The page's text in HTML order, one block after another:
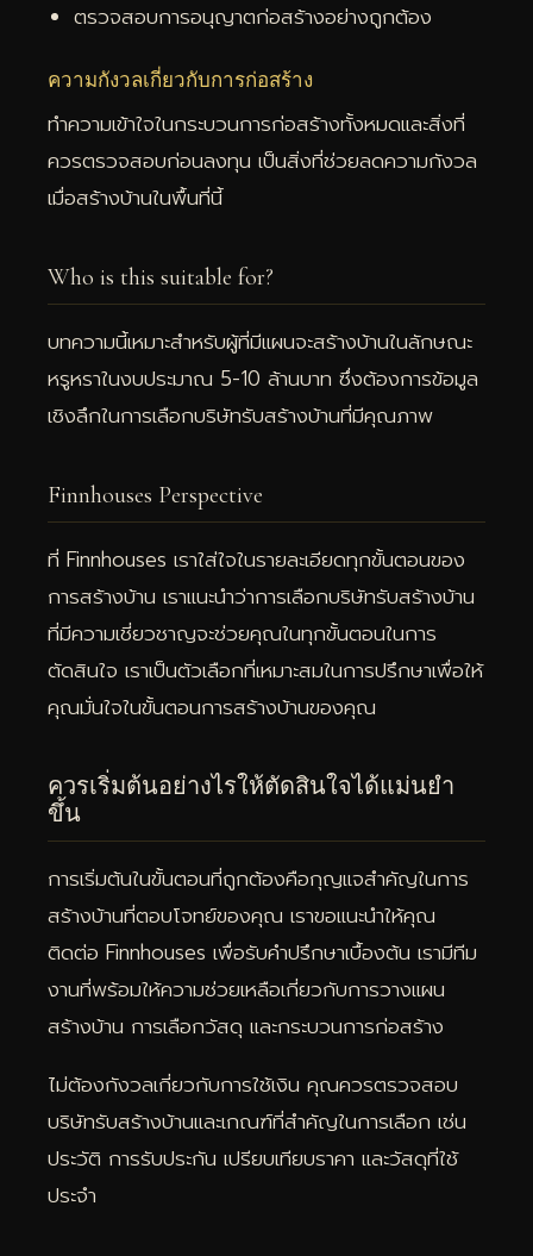
ตรวจสอบการอนุญาตก่อสร้างอย่างถูกต้อง
ความกังวลเกี่ยวกับการก่อสร้าง
ทำความเข้าใจในกระบวนการก่อสร้างทั้งหมดและสิ่งที่
ควรตรวจสอบก่อนลงทุน เป็นสิ่งที่ช่วยลดความกังวล
เมื่อสร้างบ้านในพื้นที่นี้
Who is this suitable for?
บทความนี้เหมาะสำหรับผู้ที่มีแผนจะสร้างบ้านในลักษณะ
หรูหราในงบประมาณ 5-10 ล้านบาท ซึ่งต้องการข้อมูล
เชิงลึกในการเลือกบริษัทรับสร้างบ้านที่มีคุณภาพ
Finnhouses Perspective
ที่ Finnhouses เราใส่ใจในรายละเอียดทุกขั้นตอนของ
การสร้างบ้าน เราแนะนำว่าการเลือกบริษัทรับสร้างบ้าน
ที่มีความเชี่ยวชาญจะช่วยคุณในทุกขั้นตอนในการ
ตัดสินใจ เราเป็นตัวเลือกที่เหมาะสมในการปรึกษาเพื่อให้
คุณมั่นใจในขั้นตอนการสร้างบ้านของคุณ
ควรเริ่มต้นอย่างไรให้ตัดสินใจได้แม่นยำ
ขึ้น
การเริ่มต้นในขั้นตอนที่ถูกต้องคือกุญแจสำคัญในการ
สร้างบ้านที่ตอบโจทย์ของคุณ เราขอแนะนำให้คุณ
ติดต่อ Finnhouses เพื่อรับคำปรึกษาเบื้องต้น เรามีทีม
งานที่พร้อมให้ความช่วยเหลือเกี่ยวกับการวางแผน
สร้างบ้าน การเลือกวัสดุ และกระบวนการก่อสร้าง
ไม่ต้องกังวลเกี่ยวกับการใช้เงิน คุณควรตรวจสอบ
บริษัทรับสร้างบ้านและเกณฑ์ที่สำคัญในการเลือก เช่น
ประวัติ การรับประกัน เปรียบเทียบราคา และวัสดุที่ใช้
ประจำ